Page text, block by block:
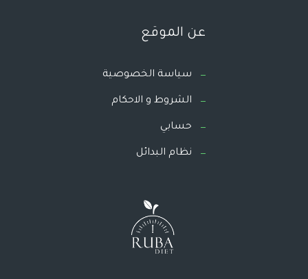
عن الموقع
سياسة الخصوصية
الشروط و الاحكام
حسابي
نظام البدائل